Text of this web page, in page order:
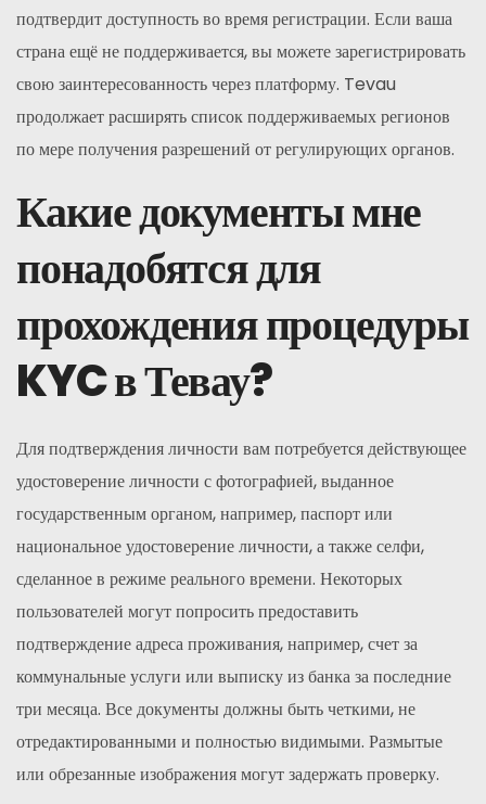
подтвердит доступность во время регистрации. Если ваша
страна ещё не поддерживается, вы можете зарегистрировать
свою заинтересованность через платформу. Tevau
продолжает расширять список поддерживаемых регионов
по мере получения разрешений от регулирующих органов.
Какие документы мне
понадобятся для
прохождения процедуры
KYC в Тевау?
Для подтверждения личности вам потребуется действующее
удостоверение личности с фотографией, выданное
государственным органом, например, паспорт или
национальное удостоверение личности, а также селфи,
сделанное в режиме реального времени. Некоторых
пользователей могут попросить предоставить
подтверждение адреса проживания, например, счет за
коммунальные услуги или выписку из банка за последние
три месяца. Все документы должны быть четкими, не
отредактированными и полностью видимыми. Размытые
или обрезанные изображения могут задержать проверку.